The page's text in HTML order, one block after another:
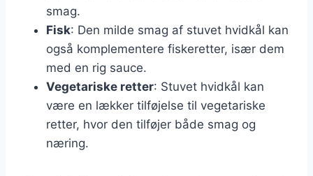
smag.
Fisk: Den milde smag af stuvet hvidkål kan
også komplementere fiskeretter, især dem
med en rig sauce.
Vegetariske retter: Stuvet hvidkål kan
være en lækker tilføjelse til vegetariske
retter, hvor den tilføjer både smag og
næring.